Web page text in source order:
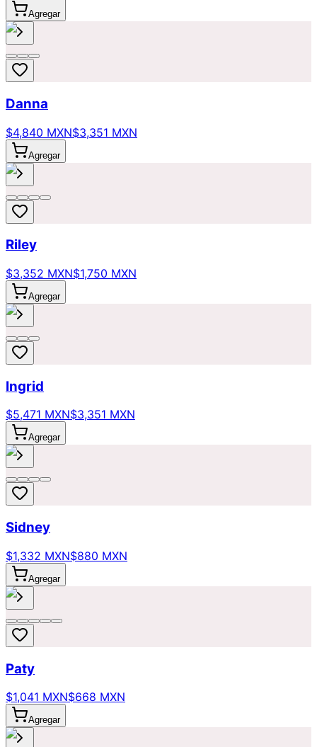
Agregar
Danna
$4,840 MXN$3,351 MXN
Agregar
Riley
$3,352 MXN$1,750 MXN
Agregar
Ingrid
$5,471 MXN$3,351 MXN
Agregar
Sidney
$1,332 MXN$880 MXN
Agregar
Paty
$1,041 MXN$668 MXN
Agregar